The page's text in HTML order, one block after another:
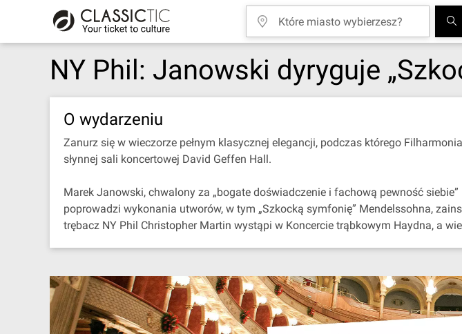
NY Phil: Janowski dyryguje
O wydarzeniu
Zanurz się w wieczorze pełnym klasycznej elegancji, podczas którego
słynnej sali koncertowej David Geffen Hall.
Marek Janowski, chwalony za „bogate doświadczenie i fachową pewność
poprowadzi wykonania utworów, w tym „Szkocką symfonię” Mendelssohna,
trębacz NY Phil Christopher Martin wystąpi w Koncercie trąbkowym Haydna, a